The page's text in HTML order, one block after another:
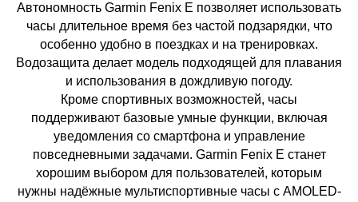
Автономность Garmin Fenix E позволяет использовать
часы длительное время без частой подзарядки, что
особенно удобно в поездках и на тренировках.
Водозащита делает модель подходящей для плавания
и использования в дождливую погоду.
Кроме спортивных возможностей, часы
поддерживают базовые умные функции, включая
уведомления со смартфона и управление
повседневными задачами. Garmin Fenix E станет
хорошим выбором для пользователей, которым
нужны надёжные мультиспортивные часы с AMOLED-